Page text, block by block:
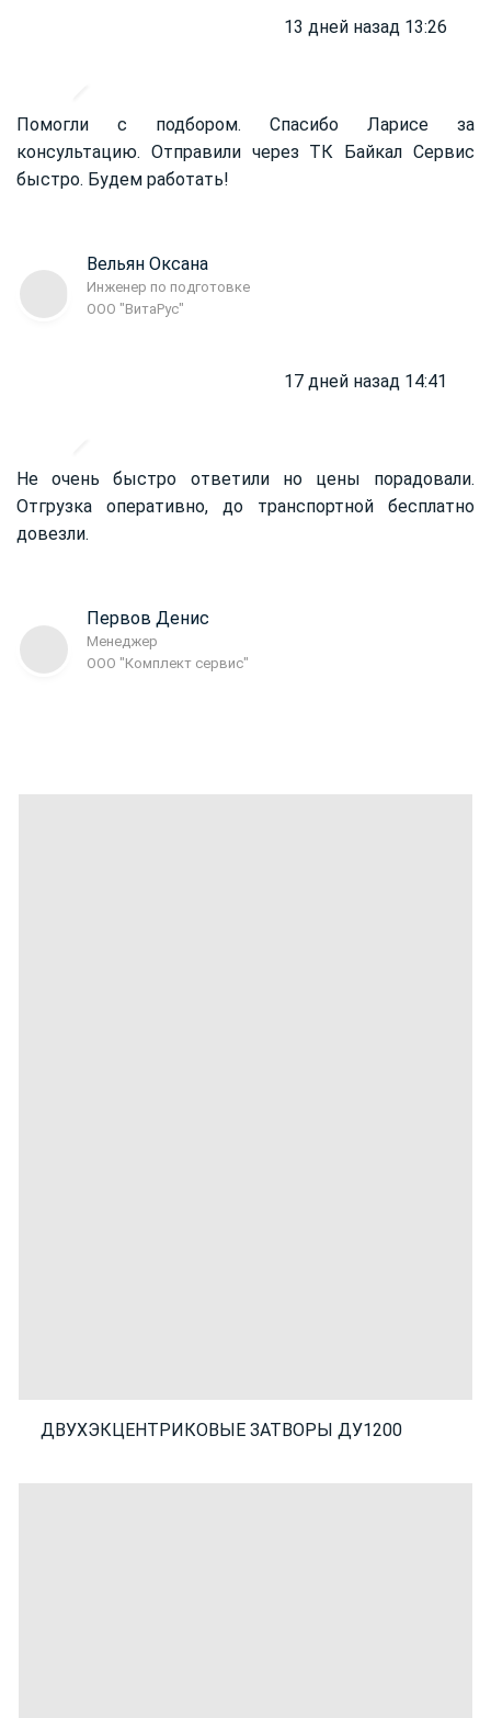
13 дней назад 13:26
Помогли с подбором. Спасибо Ларисе за
консультацию. Отправили через ТК Байкал Сервис
быстро. Будем работать!
Вельян Оксана
Инженер по подготовке
ООО "ВитаРус"
17 дней назад 14:41
Не очень быстро ответили но цены порадовали.
Отгрузка оперативно, до транспортной бесплатно
довезли.
Первов Денис
Менеджер
ООО "Комплект сервис"
ДВУХЭКЦЕНТРИКОВЫЕ ЗАТВОРЫ ДУ1200